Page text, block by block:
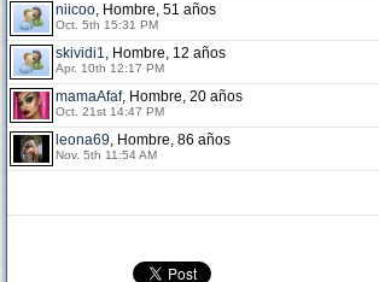
niicoo, Hombre, 51 años
Oct. 5th 15:31 PM
skividi1, Hombre, 12 años
Apr. 10th 12:17 PM
mamaAfaf, Hombre, 20 años
Oct. 21st 14:47 PM
leona69, Hombre, 86 años
Nov. 5th 11:54 AM